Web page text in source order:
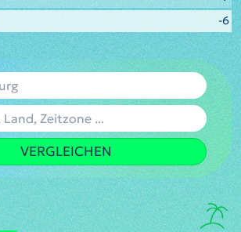
-6
VERGLEICHEN